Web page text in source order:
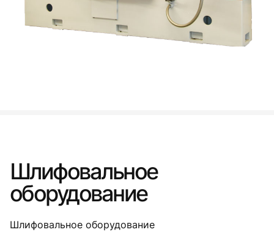
Шлифовальное
оборудование
Шлифовальное оборудование